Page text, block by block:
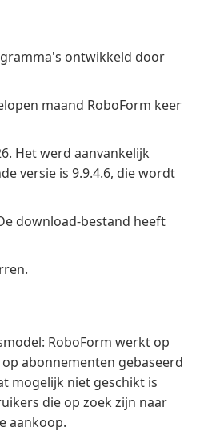
ontwikkeld door
maand RoboForm keer
Het werd aanvankelijk
versie is 9.9.4.6, die wordt
download-bestand heeft
RoboForm werkt op
op abonnementen gebaseerd
mogelijk niet geschikt is
die op zoek zijn naar
aankoop.